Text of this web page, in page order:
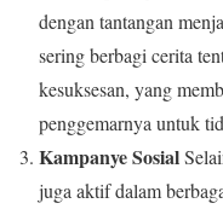
dengan tantangan
sering berbagi cerita
kesuksesan, yang
penggemarnya untuk
Kampanye Sosial
juga aktif dalam